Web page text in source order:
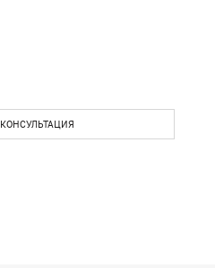
КОНСУЛЬТАЦИЯ